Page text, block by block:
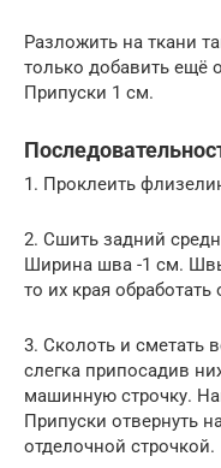
Разложить на ткани
только добавить ещё
Припуски 1 см.
1. Проклеить
2. Сшить задний
Ширина шва -1 см.
то их края
3. Сколоть и сметать
слегка припосадив
машинную строчку.
Припуски отвернуть
отделочной строчкой.